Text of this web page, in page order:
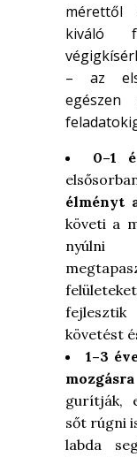
mérettől
kiváló
– az
egészen
0–1
élményt
követi a
követést
1–3
gurítják,
sőt rúgni
labda